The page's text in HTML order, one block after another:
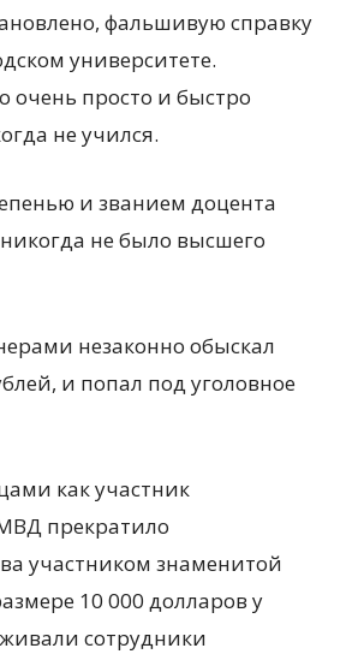
фальшивую справку
университете.
очень просто и быстро
не учился.
и званием доцента
не было высшего
незаконно обыскал
и попал под уголовное
как участник
прекратило
участником знаменитой
10 000 долларов у
сотрудники